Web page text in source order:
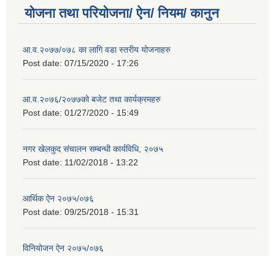
योजना तथा परियोजना/ ऐन/ नियम/ कानुन
आ.व.२०७७/०७८ का लागि वडा स्तरीय योजनाहरु
Post date: 07/15/2020 - 17:26
आ.व.२०७६/२०७७को बजेट तथा कार्यक्रमहरु
Post date: 01/27/2020 - 15:49
नगर खेलकुद संचालन सम्बन्धी कार्यविधि, २०७५
Post date: 11/02/2018 - 13:22
आर्थिक ऐन २०७५/०७६
Post date: 09/25/2018 - 15:31
विनियोजन ऐन २०७५/०७६